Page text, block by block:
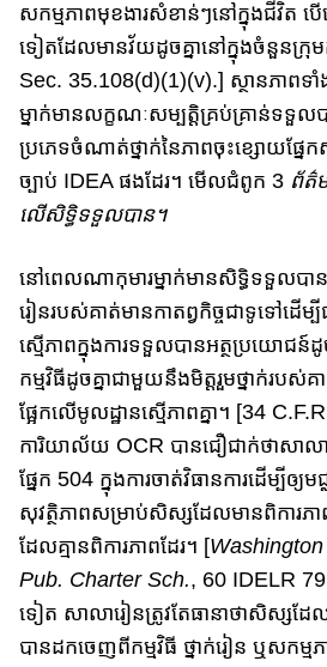
សកម្មភាព​មុខងារ​សំខាន់ៗ​នៅក្នុងជីវិត​ ប
ទៀត​ដែលមានវ័យដូចគ្នា​នៅក្នុងចំនួន​ក្រុ
Sec. 35.108(d)​(1)​(v).] ស្ថានភាព​ទាំ
ម្នាក់​មាន​លក្ខណៈសម្បត្តិ​គ្រប់​គ្រា​ន់​​ទទួល
ប្រភេទ​ចំណាត់ថ្នាក់​នៃភាព​ចុះខ្សោយ​ផ្នែ
ច្បាប់​ IDEA ផងដែរ​។ មើល​ជំពូក 3 ព័ត៌
លើ​សិទ្ធិទទួលបាន​​​។
នៅពេលណា​កុមារម្នាក់​មានសិទ្ធិទទួលបា
រៀន​របស់​គាត់​មាន​កាតព្វកិច្ច​ជាទូទៅ​ដើម្
ស្មើភាព​ក្នុងការទទួលបាន​អត្ថប្រយោជន៍
កម្មវិធី​ដូចគ្នា​ជាមួយនឹង​មិត្តរួមថ្នាក់​របស់​គ
ផ្អែកលើមូលដ្ឋានស្មើភាព​គ្នា​។​ [34
ការិយាល័យ OCR បាន​ជឿជាក់ថា​សាលា
ផ្នែក​ 504 ក្នុង​ការចាត់វិធានការ​ដើម្បី​ឲ្យ​​
សុវត្ថិភាព​សម្រាប់សិស្ស​ដែល​​​មានពិការភ
ដែល​គ្មាន​ពិការ​ភាព​ដែរ​។ [
Pub. Charter Sch., 60 IDELR
ទៀត​ សាលារៀន​ត្រូវតែ​ធានា​ថាសិស្ស​ដែ
បាន​ដកចេញ​​ពី​កម្មវិ​ធី​ ថ្នាក់រៀន ឬ​សកម្